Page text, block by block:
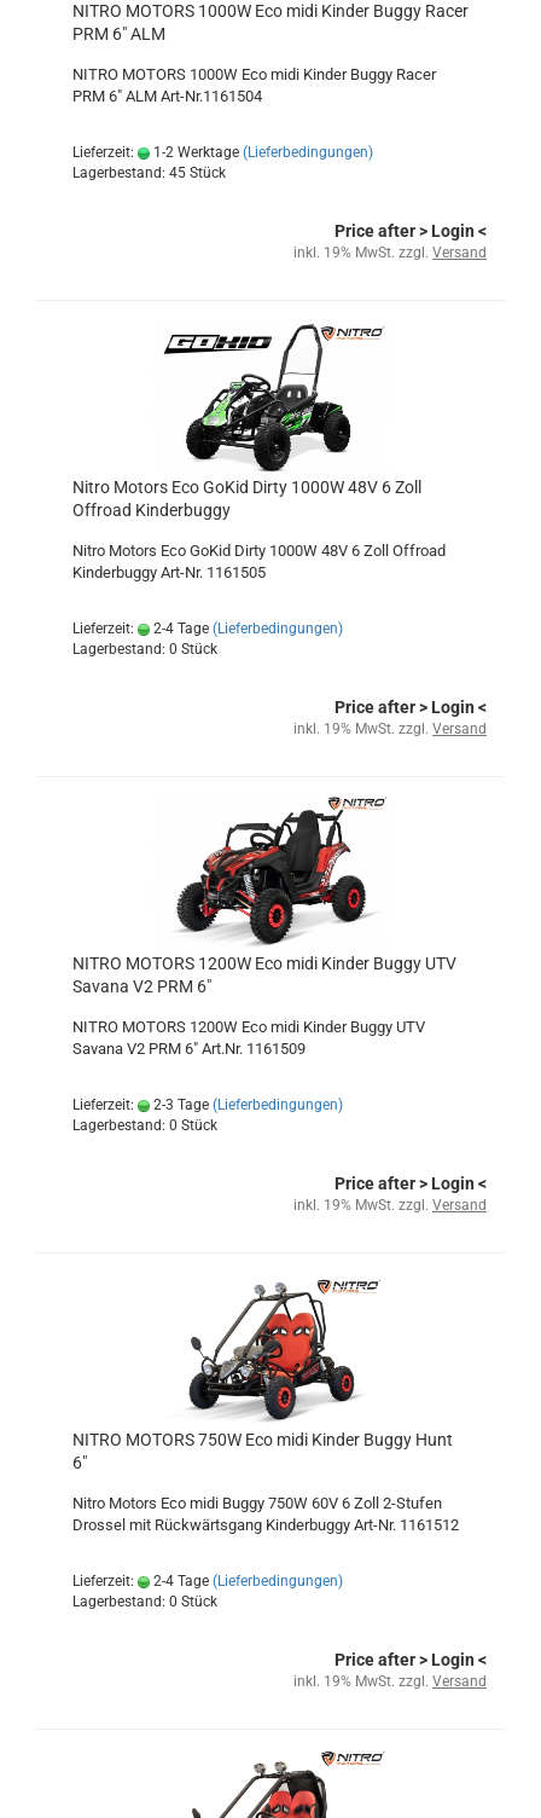
NITRO MOTORS 1000W Eco midi Kinder Buggy Racer
PRM 6" ALM
NITRO MOTORS 1000W Eco midi Kinder Buggy Racer
PRM 6" ALM Art-Nr.1161504
Lieferzeit: 1-2 Werktage (Lieferbedingungen)
Lagerbestand: 45 Stück
Price after> Login <
inkl. 19% MwSt. zzgl. Versand
Nitro Motors Eco GoKid Dirty 1000W 48V 6 Zoll
Offroad Kinderbuggy
Nitro Motors Eco GoKid Dirty 1000W 48V 6 Zoll Offroad
Kinderbuggy Art-Nr. 1161505
Lieferzeit: 2-4 Tage (Lieferbedingungen)
Lagerbestand: 0 Stück
Price after> Login <
inkl. 19% MwSt. zzgl. Versand
NITRO MOTORS 1200W Eco midi Kinder Buggy UTV
Savana V2 PRM 6"
NITRO MOTORS 1200W Eco midi Kinder Buggy UTV
Savana V2 PRM 6" Art.Nr. 1161509
Lieferzeit: 2-3 Tage (Lieferbedingungen)
Lagerbestand: 0 Stück
Price after> Login <
inkl. 19% MwSt. zzgl. Versand
NITRO MOTORS 750W Eco midi Kinder Buggy Hunt
6"
Nitro Motors Eco midi Buggy 750W 60V 6 Zoll 2-Stufen
Drossel mit Rückwärtsgang Kinderbuggy Art-Nr. 1161512
Lieferzeit: 2-4 Tage (Lieferbedingungen)
Lagerbestand: 0 Stück
Price after> Login <
inkl. 19% MwSt. zzgl. Versand